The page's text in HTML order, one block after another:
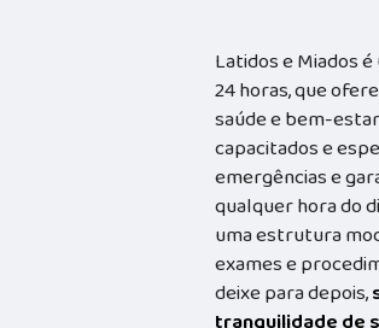
Latidos e Miados é
24 horas, que
saúde e bem-
capacitados e
emergências e
qualquer hora do
uma estrutura
exames e
deixe para depois,